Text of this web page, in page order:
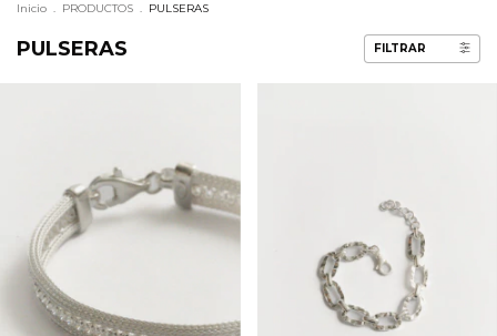
Inicio . PRODUCTOS . PULSERAS
PULSERAS FILTRAR